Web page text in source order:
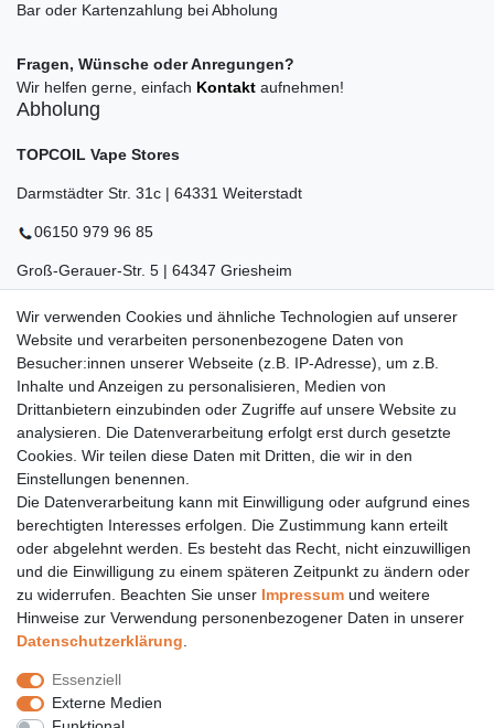
Bar oder Kartenzahlung bei Abholung
Fragen, Wünsche oder Anregungen?
Wir helfen gerne, einfach Kontakt aufnehmen!
Abholung
TOPCOIL Vape Stores
Darmstädter Str. 31c | 64331 Weiterstadt
06150 979 96 85
Groß-Gerauer-Str. 5 | 64347 Griesheim
06155 834 88 58
Eberstädter Str. 21 | 64319 Pfungstadt
06157 984 88 55
Öffnungszeiten finden Sie hier: www.topcoil.de
E-MAIL **
Newsletter
Honig
Hiermit bestätige ich, dass ich dieDaten­schutz­erklärunggelesen habe.
Meine Einwilligung kann ich jederzeit widerrufen.**
Abonnieren
Versand
Versandinformation
Versandkosten nur 4,90€
Wir verwenden Cookies und ähnliche Technologien auf unserer
Website und verarbeiten personenbezogene Daten von
Besucher:innen unserer Webseite (z.B. IP-Adresse), um z.B.
Inhalte und Anzeigen zu personalisieren, Medien von
Drittanbietern einzubinden oder Zugriffe auf unsere Website zu
analysieren. Die Datenverarbeitung erfolgt erst durch gesetzte
Cookies. Wir teilen diese Daten mit Dritten, die wir in den
Einstellungen benennen.
Die Datenverarbeitung kann mit Einwilligung oder aufgrund eines
berechtigten Interesses erfolgen. Die Zustimmung kann erteilt
oder abgelehnt werden. Es besteht das Recht, nicht einzuwilligen
und die Einwilligung zu einem späteren Zeitpunkt zu ändern oder
zu widerrufen. Beachten Sie unser Impressum und weitere
Hinweise zur Verwendung personenbezogener Daten in unserer
Daten­schutz­erklärung
Essenziell
Externe Medien